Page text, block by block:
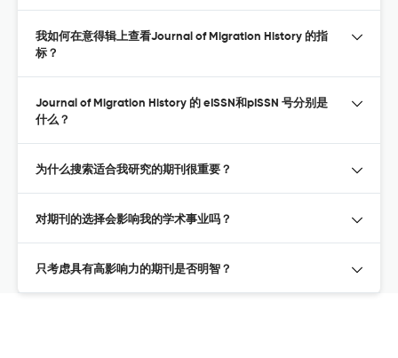
我如何在意得辑上查看Journal of Migration History 的指
标？
Journal of Migration History 的 eISSN和pISSN 号分别是
什么？
为什么搜索适合我研究的期刊很重要？
对期刊的选择会影响我的学术事业吗？
只考虑具有高影响力的期刊是否明智？